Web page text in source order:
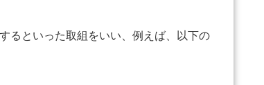
るといった取組をいい、例えば、以下の